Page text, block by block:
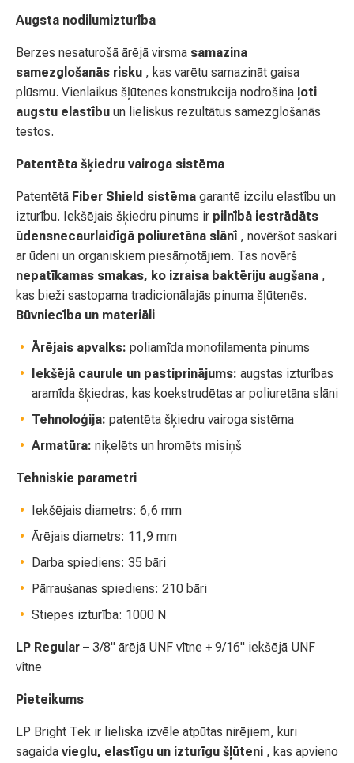
Augsta nodilumizturība
Berzes nesaturošā ārējā virsma samazina
samezglošanās risku , kas varētu samazināt gaisa
plūsmu. Vienlaikus šļūtenes konstrukcija nodrošina ļoti
augstu elastību un lieliskus rezultātus samezglošanās
testos.
Patentēta šķiedru vairoga sistēma
Patentētā Fiber Shield sistēma garantē izcilu elastību un
izturību. Iekšējais šķiedru pinums ir pilnībā iestrādāts
ūdensnecaurlaidīgā poliuretāna slānī , novēršot saskari
ar ūdeni un organiskiem piesārņotājiem. Tas novērš
nepatīkamas smakas, ko izraisa baktēriju augšana ,
kas bieži sastopama tradicionālajās pinuma šļūtenēs.
Būvniecība un materiāli
Ārējais apvalks: poliamīda monofilamenta pinums
Iekšējā caurule un pastiprinājums: augstas izturības
aramīda šķiedras, kas koekstrudētas ar poliuretāna slāni
Tehnoloģija: patentēta šķiedru vairoga sistēma
Armatūra: niķelēts un hromēts misiņš
Tehniskie parametri
Iekšējais diametrs: 6,6 mm
Ārējais diametrs: 11,9 mm
Darba spiediens: 35 bāri
Pārraušanas spiediens: 210 bāri
Stiepes izturība: 1000 N
LP Regular – 3/8" ārējā UNF vītne + 9/16" iekšējā UNF
vītne
Pieteikums
LP Bright Tek ir lieliska izvēle atpūtas nirējiem, kuri
sagaida vieglu, elastīgu un izturīgu šļūteni , kas apvieno